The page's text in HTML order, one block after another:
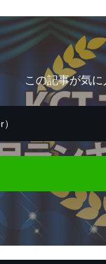
この記事が気